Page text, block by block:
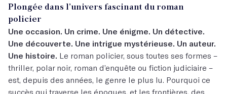
Plongée dans l’univers fascinant du roman
policier
Une occasion. Un crime. Une énigme. Un détective.
Une découverte. Une intrigue mystérieuse. Un auteur.
Une histoire. Le roman policier, sous toutes ses formes –
thriller, polar noir, roman d’enquête ou fiction judiciaire –
est, depuis des années, le genre le plus lu. Pourquoi ce
succès qui traverse les époques, et les frontières, des